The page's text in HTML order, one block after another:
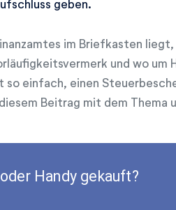
geben.
im Briefkasten
und wo um
einfach, einen
Beitrag mit dem
Handy gekauft?